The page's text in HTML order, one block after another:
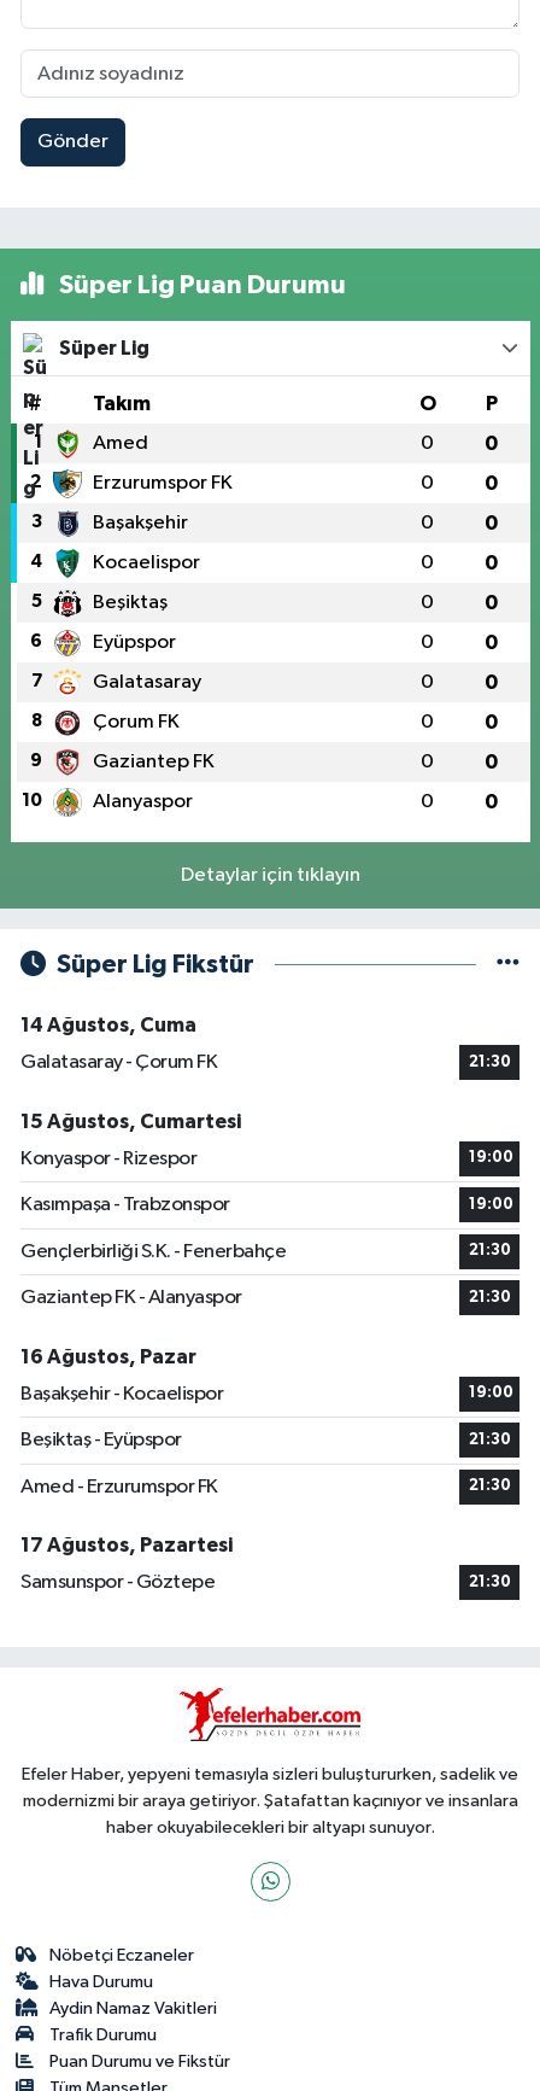
Gönder
Süper Lig Puan Durumu
Süper Lig
# Takım O P
1 Amed 0 0
2 Erzurumspor FK 0 0
3 Başakşehir 0 0
4 Kocaelispor 0 0
5 Beşiktaş 0 0
6 Eyüpspor 0 0
7 Galatasaray 0 0
8 Çorum FK 0 0
9 Gaziantep FK 0 0
10 Alanyaspor 0 0
Detaylar için tıklayın
Süper Lig Fikstür
14 Ağustos, Cuma
Galatasaray - Çorum FK
21:30
15 Ağustos, Cumartesi
Konyaspor - Rizespor
19:00
Kasımpaşa - Trabzonspor 19:00
Gençlerbirliği S.K. - Fenerbahçe 21:30
Gaziantep FK - Alanyaspor 21:30
16 Ağustos, Pazar
Başakşehir - Kocaelispor
19:00
Beşiktaş - Eyüpspor 21:30
Amed - Erzurumspor FK 21:30
17 Ağustos, Pazartesi
Samsunspor - Göztepe
21:30
Efeler Haber, yepyeni temasıyla sizleri buluştururken, sadelik ve
modernizmi bir araya getiriyor. Şatafattan kaçınıyor ve insanlara
haber okuyabilecekleri bir altyapı sunuyor.
Nöbetçi Eczaneler
Hava Durumu
Aydin Namaz Vakitleri
Trafik Durumu
Puan Durumu ve Fikstür
Tüm Manşetler